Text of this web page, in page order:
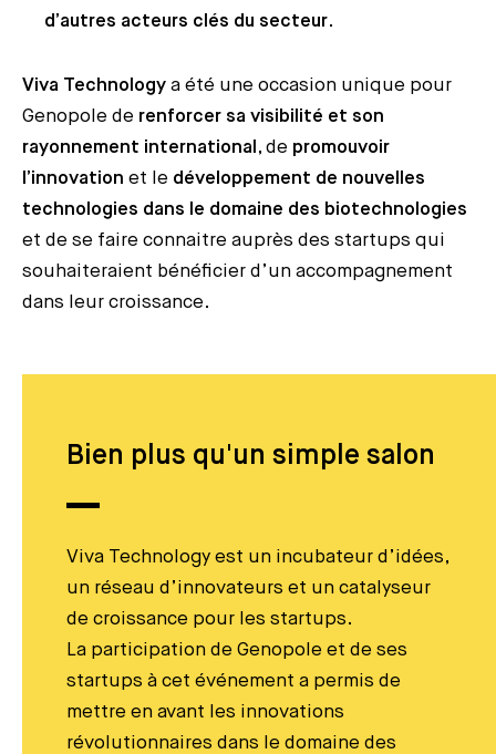
d’autres acteurs clés du secteur.
Viva Technology a été une occasion unique pour
Genopole de renforcer sa visibilité et son
rayonnement international , de promouvoir
l’innovation et le développement de nouvelles
technologies dans le domaine des biotechnologies
et de se faire connaitre auprès des startups qui
souhaiteraient bénéficier d’un accompagnement
dans leur croissance.
Bien plus qu'un simple salon
Viva Technology est un incubateur d’idées,
un réseau d’innovateurs et un catalyseur
de croissance pour les startups.
La participation de Genopole et de ses
startups à cet événement a permis de
mettre en avant les innovations
révolutionnaires dans le domaine des